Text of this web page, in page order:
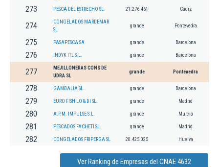
273 PESCA DEL ESTRECHO SL. 21.276.461 Cádiz
274
CONGELADOS MARDEMAR
SL
grande Pontevedra
275 PASAPESCA SA grande Barcelona
276 INDYK ITL S.L. grande Barcelona
277
MEJILLONERAS CONS DE
UDRA SL
grande Pontevedra
278 GAMBALIA SL. grande Barcelona
279 EURO FISH LO & DI SL. grande Madrid
280 A.P.M. IMPULSE S.L. grande Murcia
281 PESCADOS FACHETI SL. grande Madrid
282 CONGELADOS FRIPERGA SL 20.425.025 Huelva
Ver Ranking de Empresas del CNAE 4632